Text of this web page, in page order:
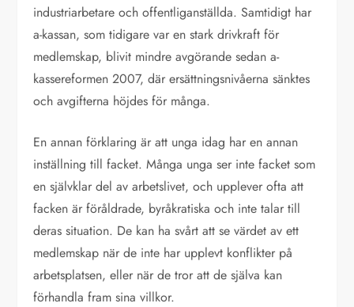
industriarbetare och offentliganställda. Samtidigt har
a-kassan, som tidigare var en stark drivkraft för
medlemskap, blivit mindre avgörande sedan a-
kassereformen 2007, där ersättningsnivåerna sänktes
och avgifterna höjdes för många.
En annan förklaring är att unga idag har en annan
inställning till facket. Många unga ser inte facket som
en självklar del av arbetslivet, och upplever ofta att
facken är föråldrade, byråkratiska och inte talar till
deras situation. De kan ha svårt att se värdet av ett
medlemskap när de inte har upplevt konflikter på
arbetsplatsen, eller när de tror att de själva kan
förhandla fram sina villkor.